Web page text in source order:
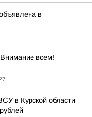
в
всем!
в Курской области